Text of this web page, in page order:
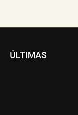
ÚLTIMAS